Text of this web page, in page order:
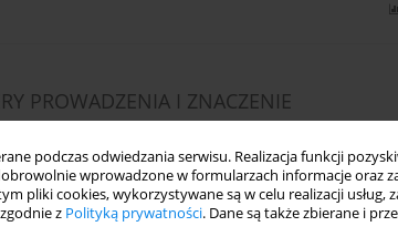
podczas odwiedzania serwisu. Realizacja funkcji
wprowadzone w formularzach informacje oraz
pliki cookies, wykorzystywane są w celu realizacji
z Polityką prywatności. Dane są także zbierane i
PROWADZENIA I ZNACZENIE